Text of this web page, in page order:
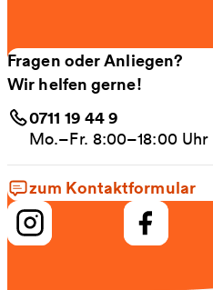
Fragen oder Anliegen?
Wir helfen gerne!
0711 19 44 9
Mo.–Fr. 8:00–18:00 Uhr
zum Kontaktformular